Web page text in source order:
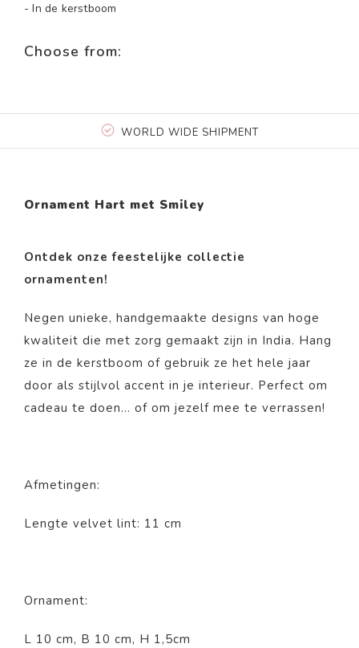
- In de kerstboom
Choose from:
WORLD WIDE SHIPMENT
Ornament Hart met Smiley
Ontdek onze feestelijke collectie
ornamenten!
Negen unieke, handgemaakte designs van hoge
kwaliteit die met zorg gemaakt zijn in India. Hang
ze in de kerstboom of gebruik ze het hele jaar
door als stijlvol accent in je interieur. Perfect om
cadeau te doen… of om jezelf mee te verrassen!
Afmetingen:
Lengte velvet lint: 11 cm
Ornament:
L 10 cm, B 10 cm, H 1,5cm